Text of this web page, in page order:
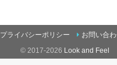
プライバシーポリシー お問い合
© 2017-2026 Look and Feel